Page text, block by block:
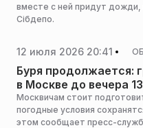
вместе с ней придут
Сiбдепо.
12 июля 2026 20:41
Буря продолжается:
в Москве до вечера
Москвичам стоит
погодные условия
этом сообщает пресс-